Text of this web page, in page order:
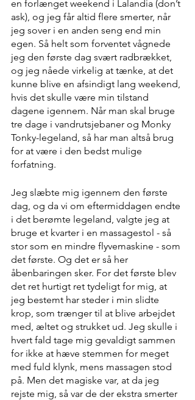
en forlænget weekend i Lalandia (don’t
ask), og jeg får altid flere smerter, når
jeg sover i en anden seng end min
egen. Så helt som forventet vågnede
jeg den første dag svært radbrækket,
og jeg nåede virkelig at tænke, at det
kunne blive en afsindigt lang weekend,
hvis det skulle være min tilstand
dagene igennem. Når man skal bruge
tre dage i vandrutsjebaner og Monky
Tonky-legeland, så har man altså brug
for at være i den bedst mulige
forfatning.
Jeg slæbte mig igennem den første
dag, og da vi om eftermiddagen endte
i det berømte legeland, valgte jeg at
bruge et kvarter i en massagestol - så
stor som en mindre flyvemaskine - som
det første. Og det er så her
åbenbaringen sker. For det første blev
det ret hurtigt ret tydeligt for mig, at
jeg bestemt har steder i min slidte
krop, som trænger til at blive arbejdet
med, æltet og strukket ud. Jeg skulle i
hvert fald tage mig gevaldigt sammen
for ikke at hæve stemmen for meget
med fuld klynk, mens massagen stod
på. Men det magiske var, at da jeg
rejste mig, så var de der ekstra smerter